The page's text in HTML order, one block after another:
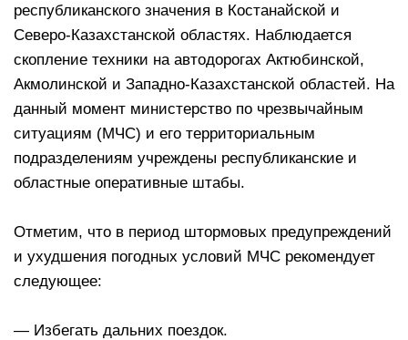
республиканского значения в Костанайской и
Северо-Казахстанской областях. Наблюдается
скопление техники на автодорогах Актюбинской,
Акмолинской и Западно-Казахстанской областей. На
данный момент министерство по чрезвычайным
ситуациям (МЧС) и его территориальным
подразделениям учреждены республиканские и
областные оперативные штабы.
Отметим, что в период штормовых предупреждений
и ухудшения погодных условий МЧС рекомендует
следующее:
— Избегать дальних поездок.